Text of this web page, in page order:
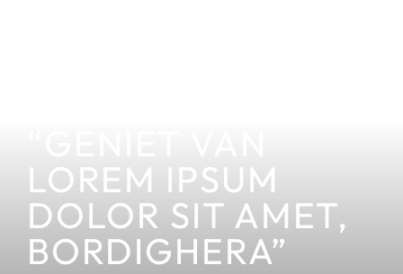
LOREM IPSUM
DOLOR SIT AMET,
BORDIGHERA”